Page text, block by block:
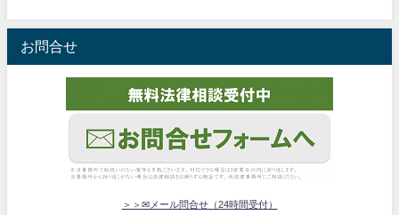
お問合せ
＞＞✉メール問合せ（24時間受付）